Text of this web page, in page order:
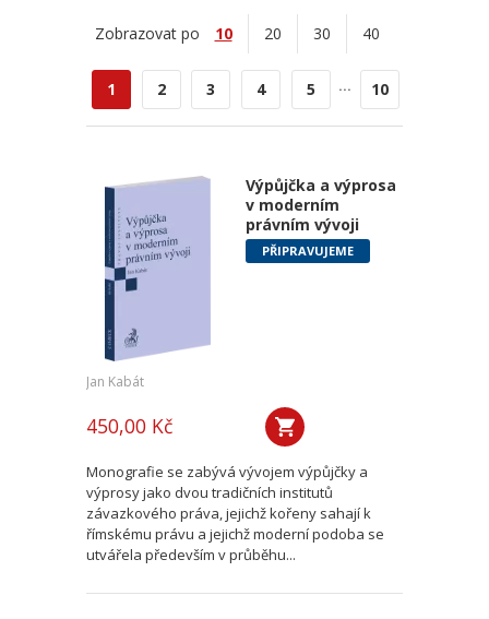
Zobrazovat po 10 20 30 40
1 2 3 4 5 ... 10
Výpůjčka a výprosa
v moderním
právním vývoji
PŘIPRAVUJEME
Jan Kabát
450,00 Kč
Monografie se zabývá vývojem výpůjčky a
výprosy jako dvou tradičních institutů
závazkového práva, jejichž kořeny sahají k
římskému právu a jejichž moderní podoba se
utvářela především v průběhu...